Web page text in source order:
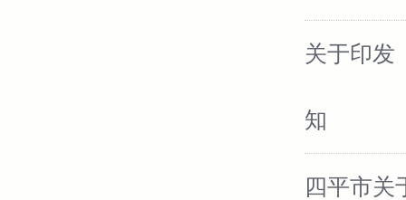
关于印发
知
四平市关